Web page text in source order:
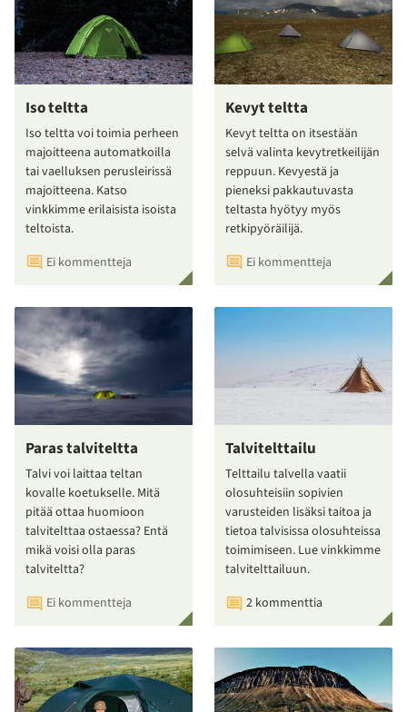
Iso teltta
Iso teltta voi toimia perheen
majoitteena automatkoilla
tai vaelluksen perusleirissä
majoitteena. Katso
vinkkimme erilaisista isoista
teltoista.
Ei kommentteja
Kevyt teltta
Kevyt teltta on itsestään
selvä valinta kevytretkeilijän
reppuun. Kevyestä ja
pieneksi pakkautuvasta
teltasta hyötyy myös
retkipyöräilijä.
Ei kommentteja
Paras talviteltta
Talvi voi laittaa teltan
kovalle koetukselle. Mitä
pitää ottaa huomioon
talvitelttaa ostaessa? Entä
mikä voisi olla paras
talviteltta?
Ei kommentteja
Talvitelttailu
Telttailu talvella vaatii
olosuhteisiin sopivien
varusteiden lisäksi taitoa ja
tietoa talvisissa olosuhteissa
toimimiseen. Lue vinkkimme
talvitelttailuun.
2 kommenttia